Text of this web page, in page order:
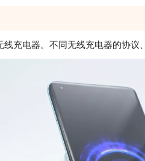
电器。不同无线充电器的协议